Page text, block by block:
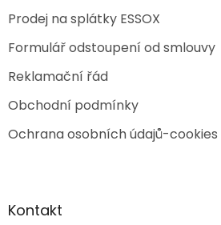
Prodej na splátky ESSOX
Formulář odstoupení od smlouvy
Reklamační řád
Obchodní podmínky
Ochrana osobních údajů-cookies
Kontakt